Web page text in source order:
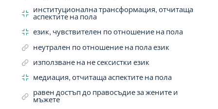
институционална трансформация, отчитаща
аспектите на пола
език, чувствителен по отношение на пола
неутрален по отношение на пола език
използване на не сексистки език
медиация, отчитаща аспектите на пола
равен достъп до правосъдие за жените и
мъжете